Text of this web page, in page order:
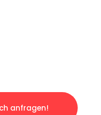
anfragen!